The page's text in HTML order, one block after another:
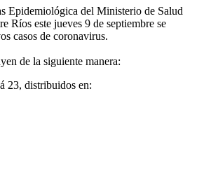
Epidemiológica del Ministerio de Salud
Ríos este jueves 9 de septiembre se
casos de coronavirus.
de la siguiente manera:
23, distribuidos en: